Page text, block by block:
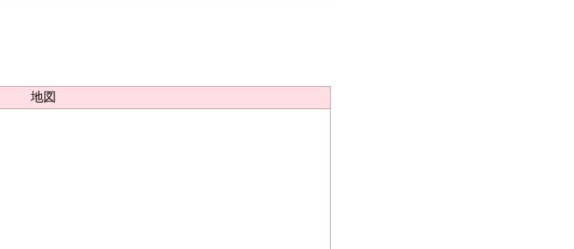
地図